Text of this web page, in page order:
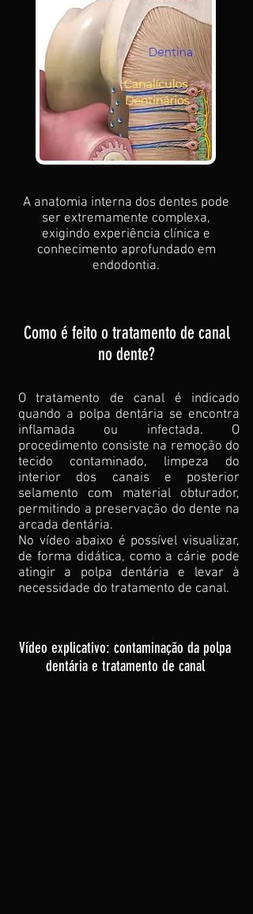
A anatomia interna dos dentes pode
ser extremamente complexa,
exigindo experiência clínica e
conhecimento aprofundado em
endodontia.
Como é feito o tratamento de canal
no dente?
O tratamento de canal é indicado
quando a polpa dentária se encontra
inflamada ou infectada. O
procedimento consiste na remoção do
tecido contaminado, limpeza do
interior dos canais e posterior
selamento com material obturador,
permitindo a preservação do dente na
arcada dentária.
No vídeo abaixo é possível visualizar,
de forma didática, como a cárie pode
atingir a polpa dentária e levar à
necessidade do tratamento de canal.
Vídeo explicativo: contaminação da polpa
dentária e tratamento de canal